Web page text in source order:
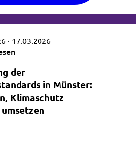
· 17.03.2026
der
in Münster:
Klimaschutz